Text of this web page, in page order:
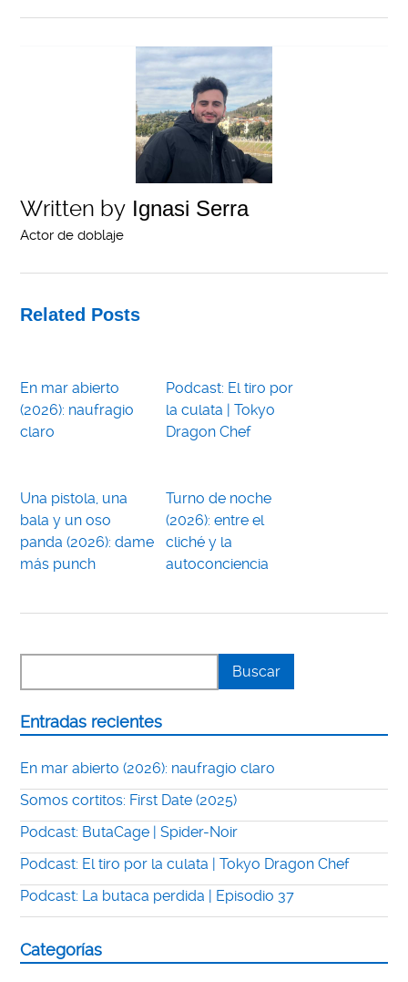
Written by Ignasi Serra
Actor de doblaje
Related Posts
En mar abierto
(2026): naufragio
claro
Podcast: El tiro por
la culata | Tokyo
Dragon Chef
Una pistola, una
bala y un oso
panda (2026): dame
más punch
Turno de noche
(2026): entre el
cliché y la
autoconciencia
Entradas recientes
En mar abierto (2026): naufragio claro
Somos cortitos: First Date (2025)
Podcast: ButaCage | Spider-Noir
Podcast: El tiro por la culata | Tokyo Dragon Chef
Podcast: La butaca perdida | Episodio 37
Categorías